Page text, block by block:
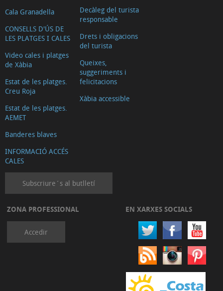
Cala Granadella
CONSELLS D'ÚS DE
LES PLATGES I CALES
Video cales i platges
de Xàbia
Estat de les platges.
Creu Roja
Estat de les platges.
AEMET
Banderes blaves
INFORMACIÓ ACCÉS
CALES
Decàleg del turista
responsable
Drets i obligacions
del turista
Queixes,
suggeriments i
felicitacions
Xàbia accessible
Subscriure´s al butlletí
ZONA PROFESSIONAL
Accedir
EN XARXES SOCIALS